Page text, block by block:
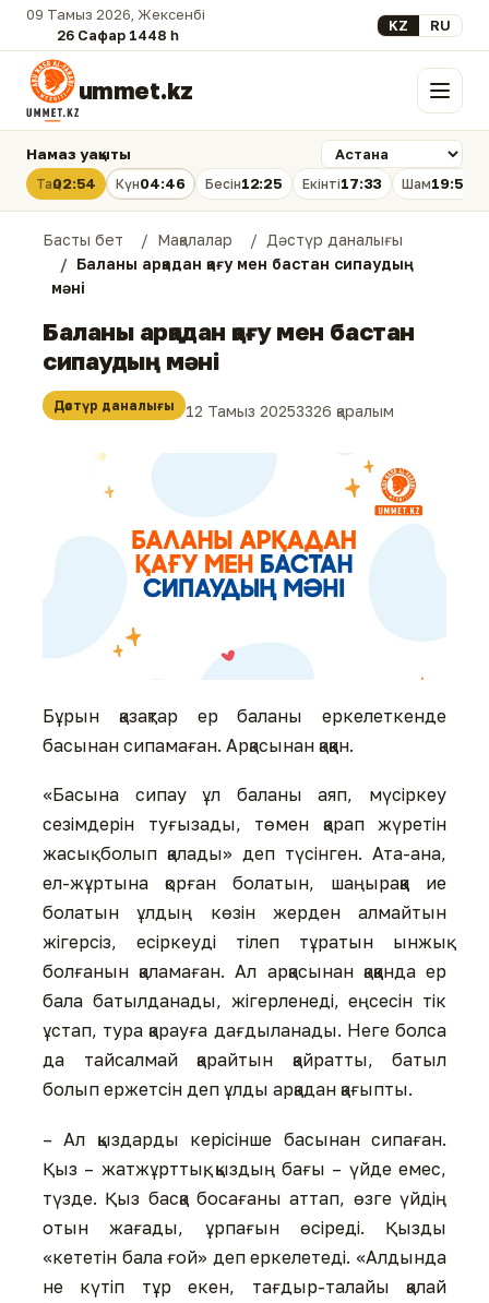
09 Тамыз 2026, Жексенбі
26 Сафар 1448 һ.
Select your
KZ RU
ummet.kz Мәзір
Намаз уақыты
Таң02:54 Күн04:46 Бесін12:25 Екінті17:33 Шам19:53
Басты бет Мақалалар
Дәстүр даналығы
Баланы арқадан қағу мен бастан сипаудың
мәні
Баланы арқадан қағу мен бастан
сипаудың мәні
Дәстүр даналығы 12 Тамыз 20253326 қаралым
Бұрын қазақтар ер баланы еркелеткенде
басынан сипамаған. Арқасынан қаққан.
«Басына сипау ұл баланы аяп, мүсіркеу
сезімдерін туғызады, төмен қарап жүретін
жасық болып қалады» деп түсінген. Ата-ана,
ел-жұртына қорған болатын, шаңыраққа ие
болатын ұлдың көзін жерден алмайтын
жігерсіз, есіркеуді тілеп тұратын ынжық
болғанын қаламаған. Ал арқасынан қаққанда ер
бала батылданады, жігерленеді, еңсесін тік
ұстап, тура қарауға дағдыланады. Неге болса
да тайсалмай қарайтын қайратты, батыл
болып ержетсін деп ұлды арқадан қағыпты.
– Ал қыздарды керісінше басынан сипаған.
Қыз – жатжұрттық, қыздың бағы – үйде емес,
түзде. Қыз басқа босағаны аттап, өзге үйдің
отын жағады, ұрпағын өсіреді. Қызды
«кететін бала ғой» деп еркелетеді. «Алдында
не күтіп тұр екен, тағдыр-талайы қалай